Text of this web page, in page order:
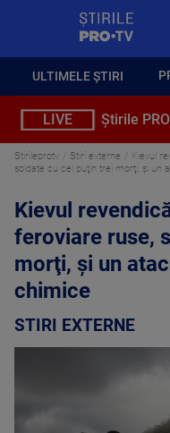
ULTIMELE ȘTIRI
LIVE Știrile
Stirileprotv Stiri externe
Kievul
soldate cu cel puţin trei morţi, şi un
Kievul
feroviare ruse,
morţi, şi un
chimice
STIRI EXTERNE